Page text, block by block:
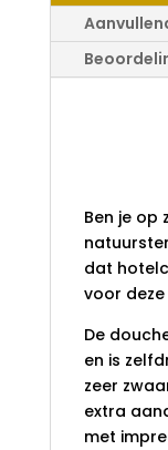
Ben je op
dat
voor
De
en is
zeer
extra
met